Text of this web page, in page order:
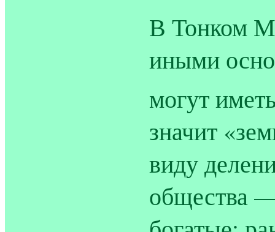
В Тонком
иными
могут
значит
виду
общества